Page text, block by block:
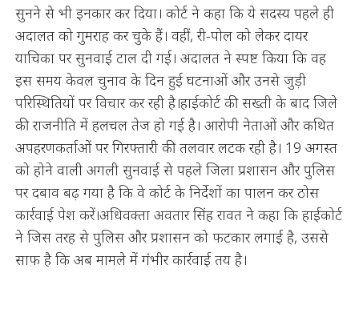
सुनने से भी इनकार कर दिया। कोर्ट ने कहा कि ये सदस्य पहले ही
अदालत को गुमराह कर चुके हैं। वहीं, री-पोल को लेकर दायर
याचिका पर सुनवाई टाल दी गई। अदालत ने स्पष्ट किया कि वह
इस समय केवल चुनाव के दिन हुई घटनाओं और उनसे जुड़ी
परिस्थितियों पर विचार कर रही है।हाईकोर्ट की सख्ती के बाद जिले
की राजनीति में हलचल तेज हो गई है। आरोपी नेताओं और कथित
अपहरणकर्ताओं पर गिरफ्तारी की तलवार लटक रही है। 19 अगस्त
को होने वाली अगली सुनवाई से पहले जिला प्रशासन और पुलिस
पर दबाव बढ़ गया है कि वे कोर्ट के निर्देशों का पालन कर ठोस
कार्रवाई पेश करें।अधिवक्ता अवतार सिंह रावत ने कहा कि हाईकोर्ट
ने जिस तरह से पुलिस और प्रशासन को फटकार लगाई है, उससे
साफ है कि अब मामले में गंभीर कार्रवाई तय है।